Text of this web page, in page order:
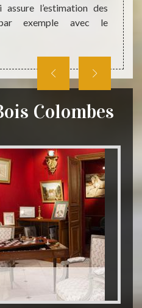
assure l’estimation des
exemple avec le
Colombes